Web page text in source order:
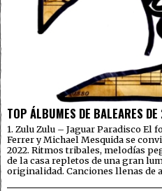
TOP ÁLBUMES DE BALEARES
1. Zulu Zulu – Jaguar Paradisco El
Ferrer y Michael Mesquida se
2022. Ritmos tribales, melodías
de la casa repletos de una gran
originalidad. Canciones llenas de